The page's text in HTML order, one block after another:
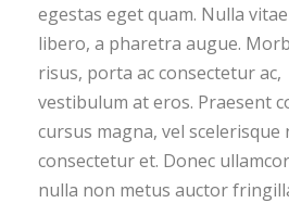
egestas eget quam. Nulla
libero, a pharetra augue.
risus, porta ac consectetur ac,
vestibulum at eros. Praesent
cursus magna, vel scelerisque
consectetur et. Donec
nulla non metus auctor